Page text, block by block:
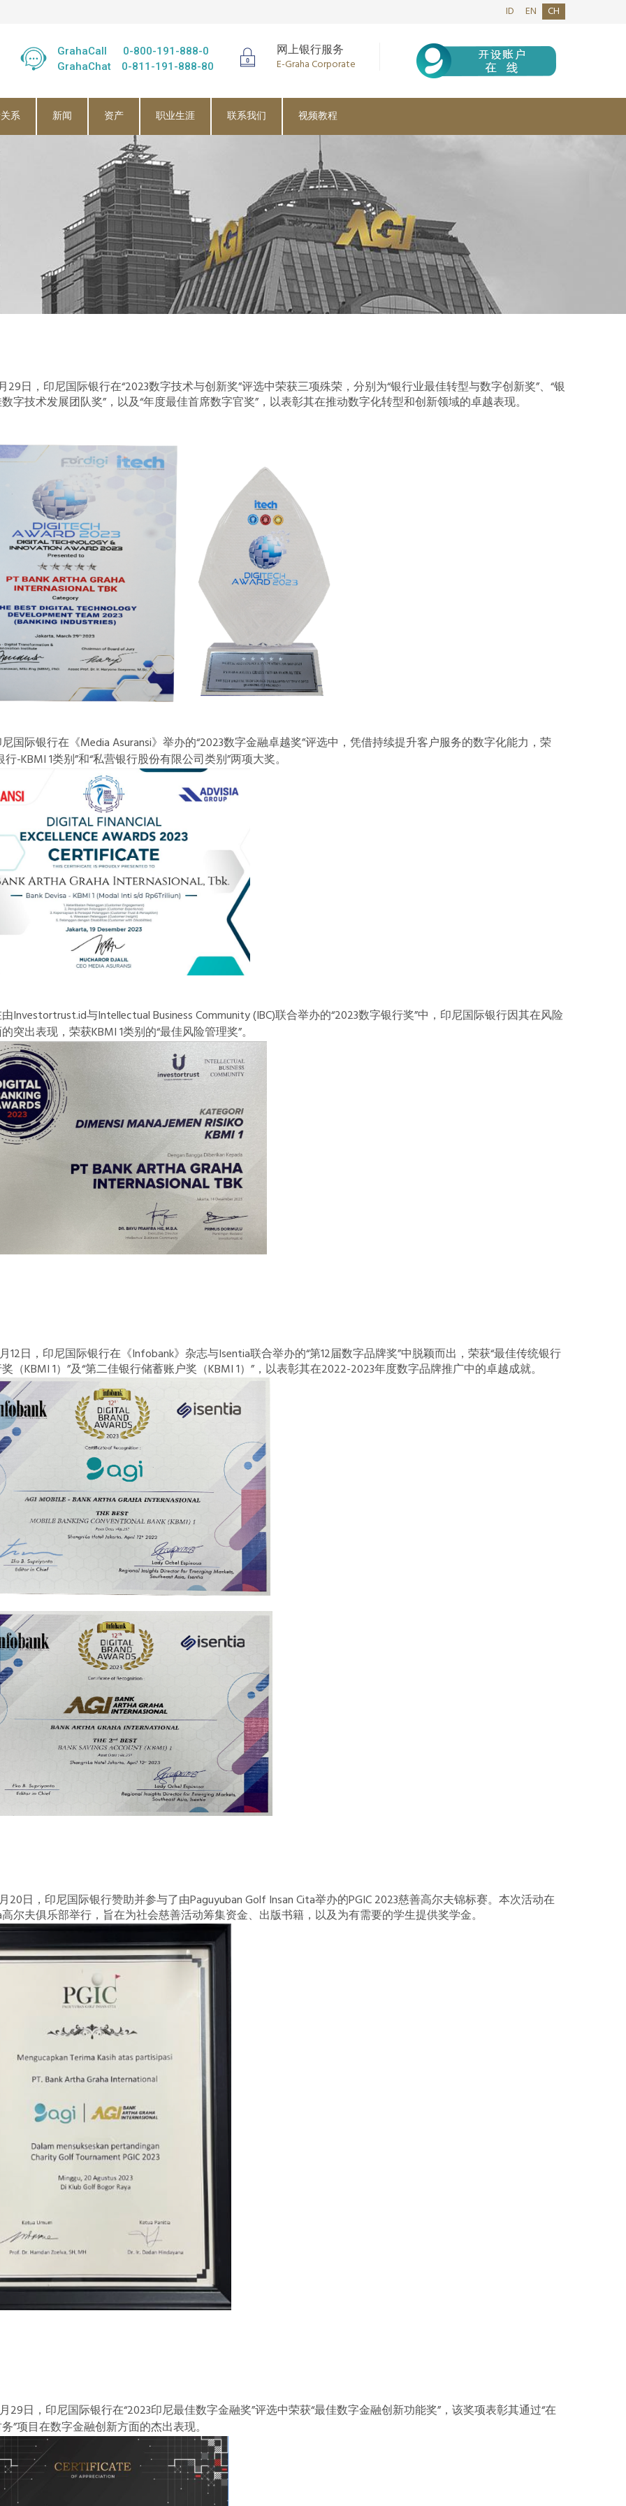
ID EN CH
GrahaCall
0-800-191-888-0
GrahaChat
0-811-191-888-80
网上银行服务
E-Graha Corporate
系 新闻 资产 职业生涯 联系我们 视频教程
29日，印尼国际银行在“2023数字技术与创新奖”评选中荣获三项殊荣，分别为“银行业最佳转型与数字创新奖”、“银
字技术发展团队奖”，以及“年度最佳首席数字官奖”，以表彰其在推动数字化转型和创新领域的卓越表现。
国际银行在《Media Asuransi》举办的“2023数字金融卓越奖”评选中，凭借持续提升客户服务的数字化能力，荣
行-KBMI 1类别”和“私营银行股份有限公司类别”两项大奖。
Investortrust.id与Intellectual Business Community (IBC)联合举办的“2023数字银行奖”中，印尼国际银行因其在风险
突出表现，荣获KBMI 1类别的“最佳风险管理奖”。
12日，印尼国际银行在《Infobank》杂志与Isentia联合举办的“第12届数字品牌奖”中脱颖而出，荣获“最佳传统银行
（KBMI 1）”及“第二佳银行储蓄账户奖（KBMI 1）”，以表彰其在2022-2023年度数字品牌推广中的卓越成就。
20日，印尼国际银行赞助并参与了由Paguyuban Golf Insan Cita举办的PGIC 2023慈善高尔夫锦标赛。本次活动在
高尔夫俱乐部举行，旨在为社会慈善活动筹集资金、出版书籍，以及为有需要的学生提供奖学金。
月29日，印尼国际银行在“2023印尼最佳数字金融奖”评选中荣获“最佳数字金融创新功能奖”，该奖项表彰其通过“在
”项目在数字金融创新方面的杰出表现。